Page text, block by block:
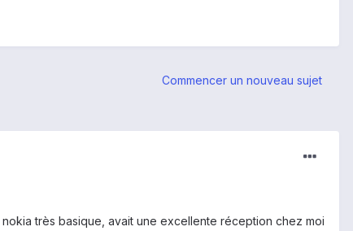
Commencer un nouveau sujet
très basique, avait une excellente réception chez moi